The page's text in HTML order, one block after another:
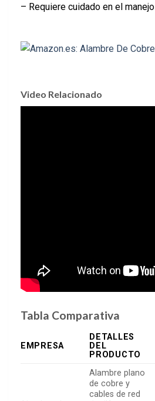
– Requiere cuidado en el manejo
Video Relacionado
Tabla Comparativa
EMPRESA
DETALLES
DEL
PRODUCTO
Alambre plano
de cobre y
cables de red